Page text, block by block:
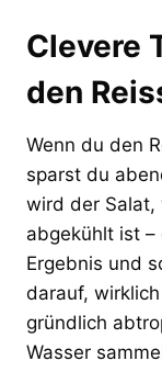
Clevere
den
Wenn du den
sparst du
wird der Salat,
abgekühlt ist
Ergebnis und
darauf,
gründlich
Wasser